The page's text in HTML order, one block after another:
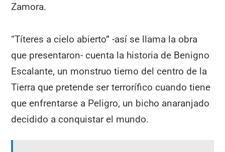
Zamora.
“Títeres a cielo abierto” -así se llama la obra
que presentaron- cuenta la historia de Benigno
Escalante, un monstruo tierno del centro de la
Tierra que pretende ser terrorífico cuando tiene
que enfrentarse a Peligro, un bicho anaranjado
decidido a conquistar el mundo.